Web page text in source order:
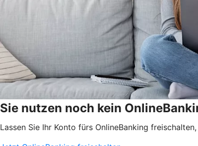
Sie nutzen noch kein
Lassen Sie Ihr Konto fürs OnlineBanking